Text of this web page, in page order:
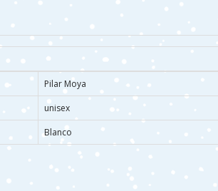
Pilar Moya
unisex
Blanco